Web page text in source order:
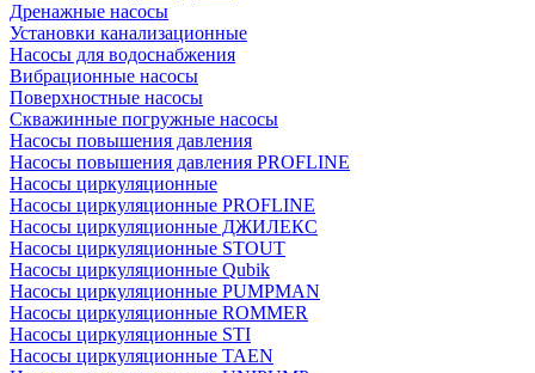
Дренажные насосы
Установки канализационные
Насосы для водоснабжения
Вибрационные насосы
Поверхностные насосы
Скважинные погружные насосы
Насосы повышения давления
Насосы повышения давления PROFLINE
Насосы циркуляционные
Насосы циркуляционные PROFLINE
Насосы циркуляционные ДЖИЛЕКС
Насосы циркуляционные STOUT
Насосы циркуляционные Qubik
Насосы циркуляционные PUMPMAN
Насосы циркуляционные ROMMER
Насосы циркуляционные STI
Насосы циркуляционные TAEN